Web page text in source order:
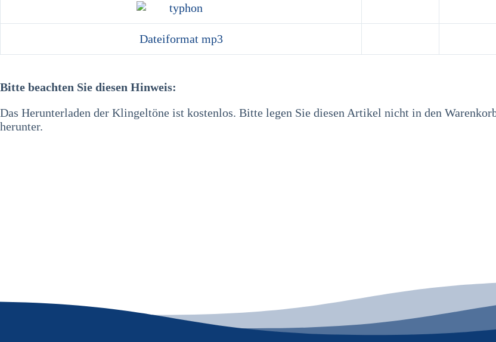
Dateiformat mp3
Bitte beachten Sie diesen Hinweis:
Das Herunterladen der Klingeltöne ist kostenlos. Bitte legen Sie diesen Artikel nicht in den
herunter.